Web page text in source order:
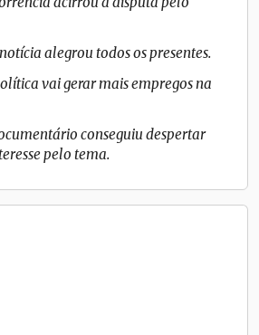
alegrou todos os presentes.
vai gerar mais empregos na
conseguiu despertar
pelo tema.